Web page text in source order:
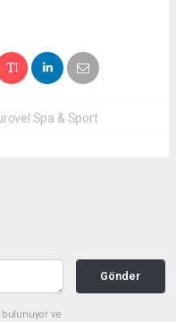
Spa & Sport
Gönder
bulunuyor ve